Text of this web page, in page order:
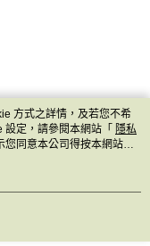
方式之詳情，及若您不希
定，請參閱本網站「 隱私
您同意本公司得按本網站使